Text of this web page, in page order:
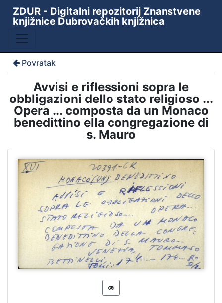
ZDUR - Digitalni repozitorij Znanstvene
knjižnice Dubrovačkih knjižnica
Povratak
Avvisi e riflessioni sopra le
obbligazioni dello stato religioso ...
Opera ... composta da un Monaco
benedittino ella congregazione di
s. Mauro